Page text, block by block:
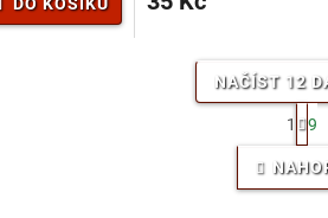
DO KOŠÍKU
O
v
l
NAČÍST 12
t
r
á
n
1 9